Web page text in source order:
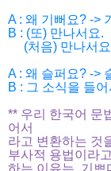
A : 왜 기뻐요? ->
B : (또) 만나서요.
(처음) 만나서
A : 왜 슬퍼요? ->
B : 그 소식을 들
** 우리 한국어 문
어서
라고 변환하는 것
부사적 용법이라고
하는 이유는, 기쁘